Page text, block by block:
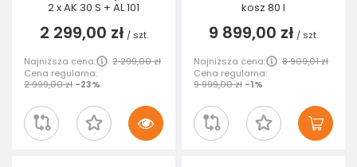
2 x AK 30 S + AL 101
2 299,00 zł / szt.
Najniższa cena:
2 299,00 zł
Cena regularna:
2 999,00 zł -23%
kosz 80 l
9 899,00 zł / szt.
Najniższa cena:
8 909,01 zł
Cena regularna:
9 999,00 zł -1%